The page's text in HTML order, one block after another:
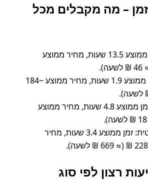
– מה מקבלים מכל
טיסה: זמן ממוצע 13.5 שעות, מחיר ממוצע
רכבת: זמן ממוצע 1.9 שעות, מחיר ממוצע ~184
אוטובוס: זמן ממוצע 4.8 שעות, מחיר ממוצע
הסעה פרטית: זמן ממוצע 3.4 שעות, מחיר
רצון לפי סוג